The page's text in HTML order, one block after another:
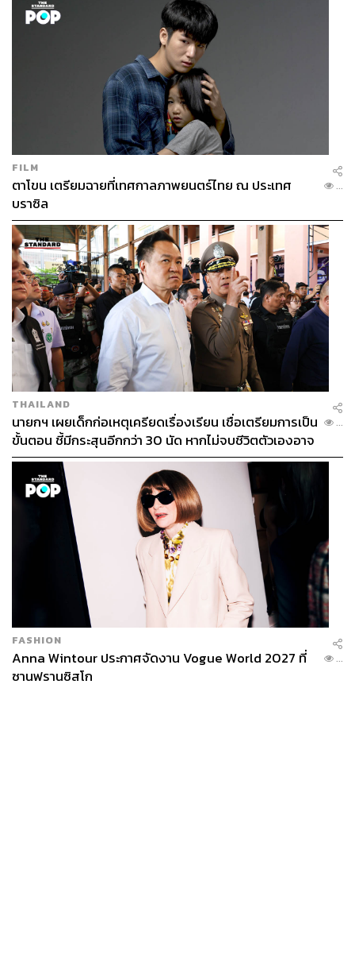
FILM
ตาโขน เตรียมฉายที่เทศกาลภาพยนตร์ไทย ณ ประเทศ
บราซิล
...
THAILAND
นายกฯ เผยเด็กก่อเหตุเครียดเรื่องเรียน เชื่อเตรียมการเป็น
ขั้นตอน ชี้มีกระสุนอีกกว่า 30 นัด หากไม่จบชีวิตตัวเองอาจ
สูญเสียเพิ่ม
...
FASHION
Anna Wintour ประกาศจัดงาน Vogue World 2027 ที่
ซานฟรานซิสโก
...